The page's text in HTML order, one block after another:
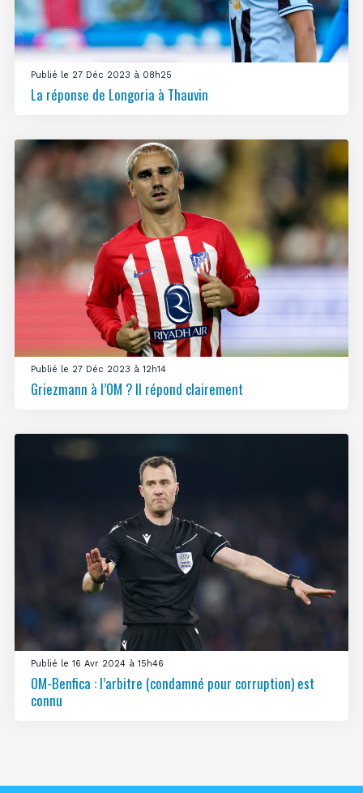
Publié le 27 Déc 2023 à 08h25
La réponse de Longoria à Thauvin
Publié le 27 Déc 2023 à 12h14
Griezmann à l’OM ? Il répond clairement
Publié le 16 Avr 2024 à 15h46
OM-Benfica : l’arbitre (condamné pour corruption) est
connu